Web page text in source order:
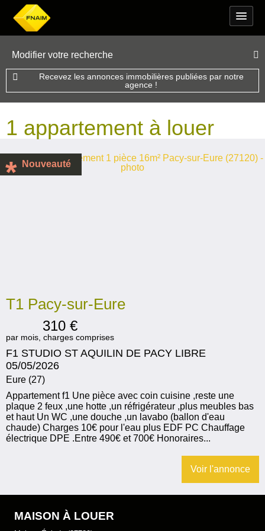
Modifier votre recherche
Recevez les annonces immobilières publiées par notre
agence !
1 appartement à louer
Nouveauté
T1 Pacy-sur-Eure
310 €
par mois, charges comprises
F1 STUDIO ST AQUILIN DE PACY LIBRE
05/05/2026
Eure (27)
Appartement f1 Une pièce avec coin cuisine ,reste une
plaque 2 feux ,une hotte ,un réfrigérateur ,plus meubles bas
et haut Un WC ,une douche ,un lavabo (ballon d'eau
chaude) Charges 10€ pour l'eau plus EDF PC Chauffage
électrique DPE .Entre 490€ et 700€ Honoraires...
Voir l'annonce
MAISON À LOUER